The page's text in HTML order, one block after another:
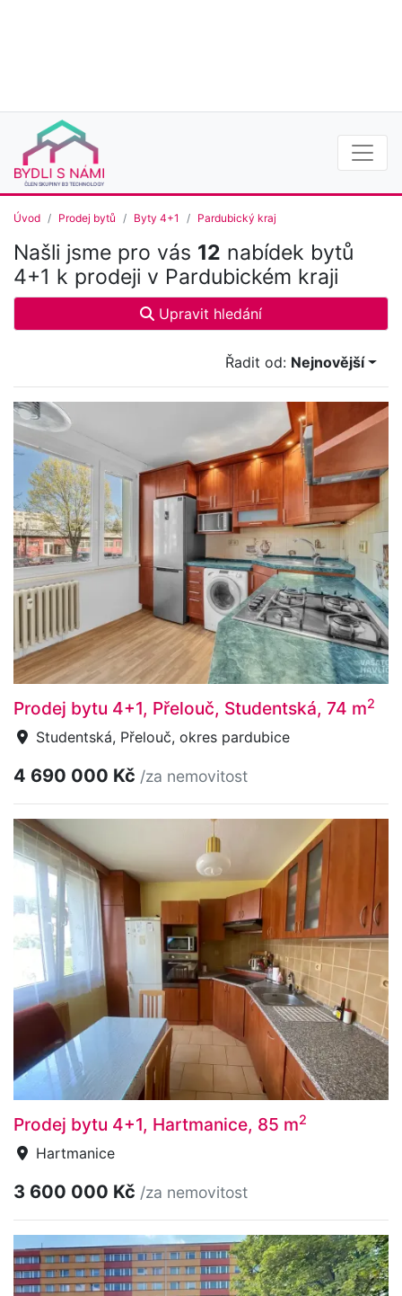
Úvod Prodej bytů Byty 4+1 Pardubický kraj
Našli jsme pro vás 12 nabídek bytů
4+1 k prodeji v Pardubickém kraji
Upravit hledání
Řadit od: Nejnovější
Prodej bytu 4+1, Přelouč, Studentská, 74 m2
Studentská, Přelouč, okres pardubice
4 690 000 Kč /za nemovitost
Prodej bytu 4+1, Hartmanice, 85 m2
Hartmanice
3 600 000 Kč /za nemovitost